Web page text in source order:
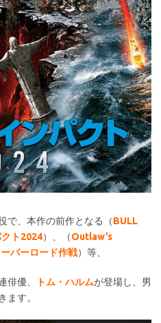
で、本作の前作となる（BULL
ト2024）、（Outlaw’s
バーロード作戦）等、
俳優、 トム・ハルムが登場し、男
ます。